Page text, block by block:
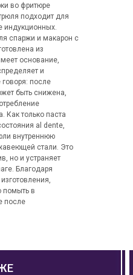
во фритюре
подходит для
индукционных.
спаржи и макарон с
из
основание,
и
после
быть снижена,
Как только паста
al dente,
внутреннюю
стали. Это
но и устраняет
Благодаря
помыть в
после